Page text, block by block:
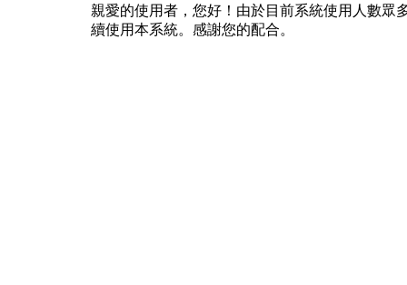
親愛的使用者，您好！由於目前系統使用人數眾
續使用本系統。感謝您的配合。